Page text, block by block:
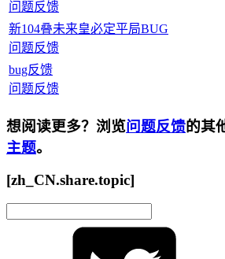
问题反馈
新104叠未来皇必定平局BUG
问题反馈
bug反馈
问题反馈
想阅读更多？浏览问题反馈的其
主题。
[zh_CN.share.topic]